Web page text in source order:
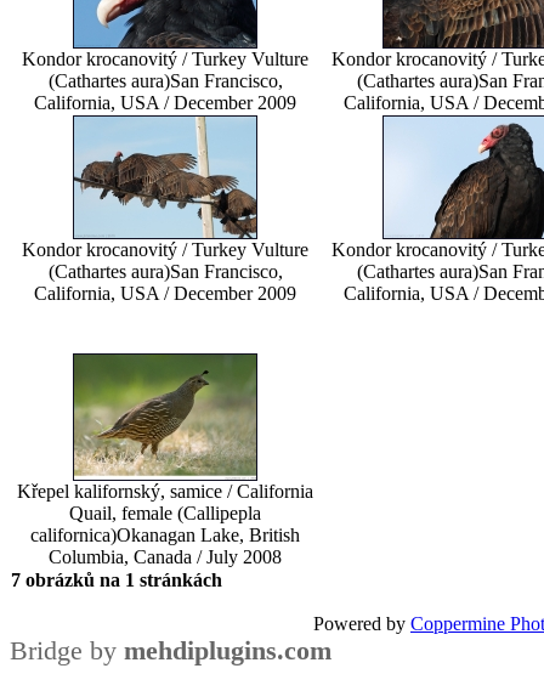
Kondor krocanovitý / Turkey Vulture
(Cathartes aura)San Francisco,
California, USA / December 2009
Kondor krocanovitý /
(Cathartes aura)San
California, USA /
Kondor krocanovitý / Turkey Vulture
(Cathartes aura)San Francisco,
California, USA / December 2009
Kondor krocanovitý /
(Cathartes aura)San
California, USA /
Křepel kalifornský, samice / California
Quail, female (Callipepla
californica)Okanagan Lake, British
Columbia, Canada / July 2008
7 obrázků na 1 stránkách
Powered by Coppermine
Bridge by mehdiplugins.com